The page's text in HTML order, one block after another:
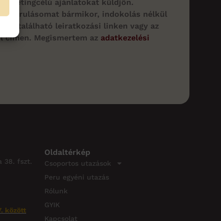
ajánlatokat küldjön.
bármikor, indokolás nélkül
található leiratkozási linken vagy az
címen. Megismertem az adatkezelési
38. fszt.
között
Oldaltérkép
Csoportos utazások
Peru egyéni utazás
Rólunk
GYIK
Kapcsolat